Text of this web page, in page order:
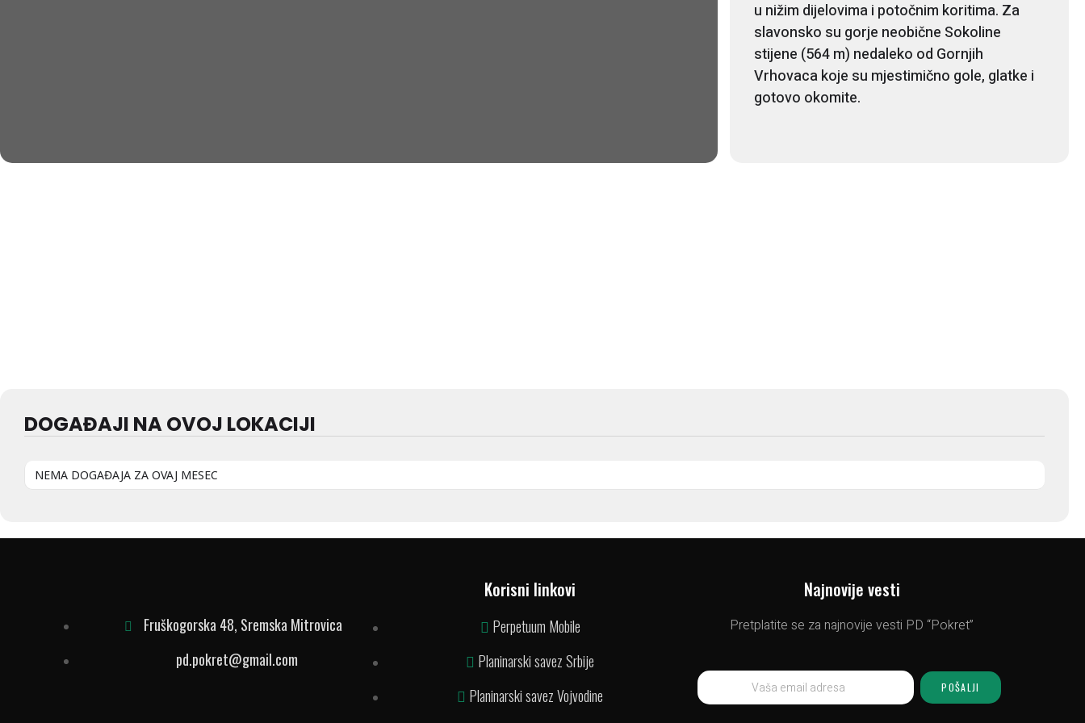
u nižim dijelovima i potočnim koritima. Za
slavonsko su gorje neobične Sokoline
stijene (564 m) nedaleko od Gornjih
Vrhovaca koje su mjestimično gole, glatke i
gotovo okomite.
DOGAĐAJI NA OVOJ LOKACIJI
NEMA DOGAĐAJA ZA OVAJ MESEC
Fruškogorska 48, Sremska Mitrovica
pd.pokret@gmail.com
Korisni linkovi
Perpetuum Mobile
Planinarski savez Srbije
Planinarski savez Vojvodine
Najnovije vesti
Pretplatite se za najnovije vesti PD “Pokret”
POŠALJI